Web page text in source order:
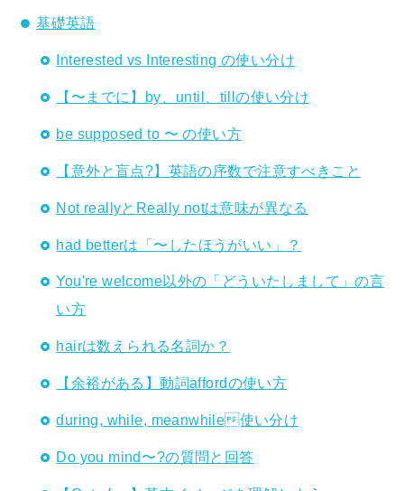
基礎英語
Interested vs Interesting の使い分け
【〜までに】by、until、tillの使い分け
be supposed to 〜 の使い方
【意外と盲点?】英語の序数で注意すべきこと
Not reallyとReally notは意味が異なる
had betterは「〜したほうがいい」？
You're welcome以外の「どういたしまして」の言
い方
hairは数えられる名詞か？
【余裕がある】動詞affordの使い方
during, while, meanwhile使い分け
Do you mind〜?の質問と回答